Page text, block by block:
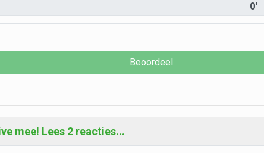
0'
mee! Lees 2 reacties...